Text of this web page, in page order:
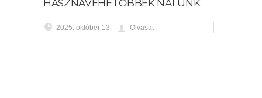
HASZNAVEHETŐBBEK NÁLUNK.
2025. október 13. Olvasat